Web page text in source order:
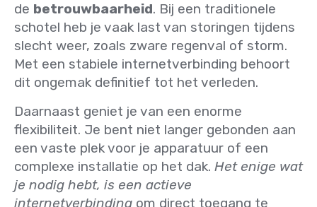
de betrouwbaarheid. Bij een traditionele
schotel heb je vaak last van storingen tijdens
slecht weer, zoals zware regenval of storm.
Met een stabiele internetverbinding behoort
dit ongemak definitief tot het verleden.
Daarnaast geniet je van een enorme
flexibiliteit. Je bent niet langer gebonden aan
een vaste plek voor je apparatuur of een
complexe installatie op het dak. Het enige wat
je nodig hebt, is een actieve
internetverbinding om direct toegang te